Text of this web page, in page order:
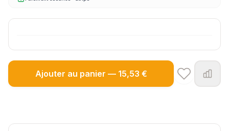
Ajouter au panier — 15,53 €